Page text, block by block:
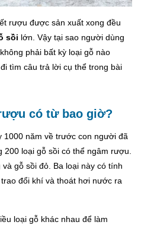
rượu được sản xuất xong đều
sồi lớn. Vậy tại sao người dùng
phải bất kỳ loại gỗ nào
tìm câu trả lời cụ thể trong bài
có từ bao giờ?
1000 năm về trước con người đã
200 loại gỗ sồi có thể ngâm rượu.
gỗ sồi đỏ. Ba loại này có tính
đổi khí và thoát hơi nước ra
loại gỗ khác nhau để làm